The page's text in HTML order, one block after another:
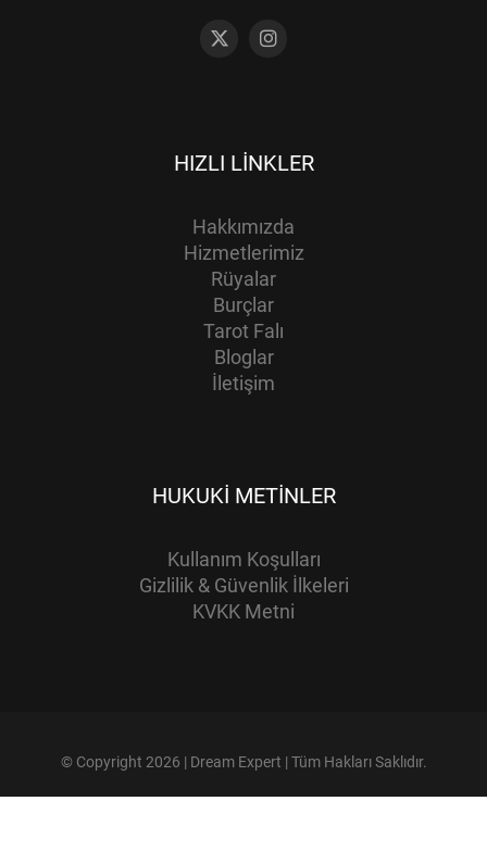
HIZLI LINKLER
Hakkımızda
Hizmetlerimiz
Rüyalar
Burçlar
Tarot Falı
Bloglar
İletişim
HUKUKI METINLER
Kullanım Koşulları
Gizlilik & Güvenlik İlkeleri
KVKK Metni
© Copyright 2026 | Dream Expert | Tüm Hakları Saklıdır.